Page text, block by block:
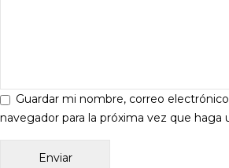
Guardar mi nombre, correo
navegador para la próxima vez que haga